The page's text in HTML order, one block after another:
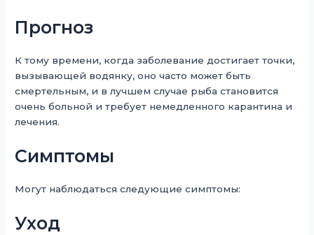
Прогноз
К тому времени, когда заболевание достигает точки,
вызывающей водянку, оно часто может быть
смертельным, и в лучшем случае рыба становится
очень больной и требует немедленного карантина и
лечения.
Симптомы
Могут наблюдаться следующие симптомы:
Уход